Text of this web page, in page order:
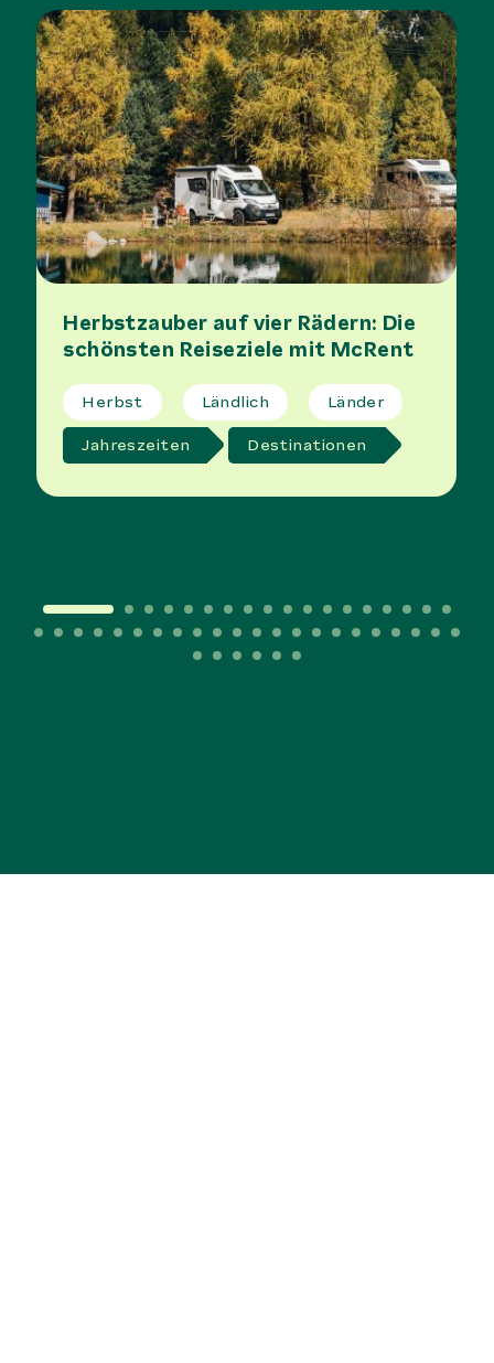
Herbstzauber auf vier Rädern: Die
schönsten Reiseziele mit McRent
Herbst Ländlich Länder
Jahreszeiten Destinationen